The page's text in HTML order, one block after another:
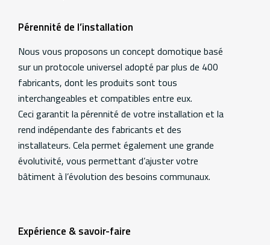
Services
information
Pérennité de l’installation
Nous vous proposons un concept domotique basé
sur un protocole universel adopté par plus de 400
fabricants, dont les produits sont tous
interchangeables et compatibles entre eux.
Ceci garantit la pérennité de votre installation et la
rend indépendante des fabricants et des
installateurs. Cela permet également une grande
évolutivité, vous permettant d’ajuster votre
bâtiment à l’évolution des besoins communaux.
Expérience & savoir-faire